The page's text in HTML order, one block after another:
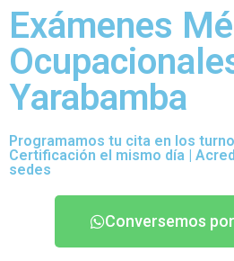
Exámenes
Yarabamba
Programamos tu cita en los
Certificación el mismo día |
sedes
Conversemos